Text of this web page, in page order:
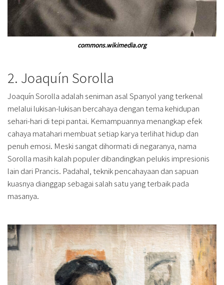
commons.wikimedia.org
2. Joaquín Sorolla
Joaquín Sorolla adalah seniman asal Spanyol yang terkenal
melalui lukisan-lukisan bercahaya dengan tema kehidupan
sehari-hari di tepi pantai. Kemampuannya menangkap efek
cahaya matahari membuat setiap karya terlihat hidup dan
penuh emosi. Meski sangat dihormati di negaranya, nama
Sorolla masih kalah populer dibandingkan pelukis impresionis
lain dari Prancis. Padahal, teknik pencahayaan dan sapuan
kuasnya dianggap sebagai salah satu yang terbaik pada
masanya.